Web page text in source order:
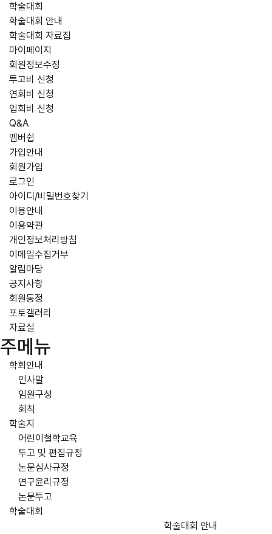
학술대회
학술대회 안내
학술대회 자료집
마이페이지
회원정보수정
투고비 신청
연회비 신청
입회비 신청
Q&A
멤버쉽
가입안내
회원가입
로그인
아이디/비밀번호찾기
이용안내
이용약관
개인정보처리방침
이메일수집거부
알림마당
공지사항
회원동정
포토갤러리
자료실
주메뉴
학회안내
인사말
임원구성
회칙
학술지
어린이철학교육
투고 및 편집규정
논문심사규정
연구윤리규정
논문투고
학술대회
학술대회 안내